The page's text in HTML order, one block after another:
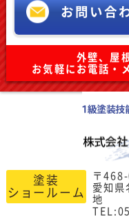
お問い合
外壁、屋
お気軽にお電話・
塗装
ショールーム
〒
愛知県
地